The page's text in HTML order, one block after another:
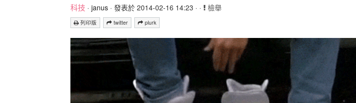
科技 · janus · 發表於 2014-02-16 14:23 · · 檢舉
列印版 twitter plurk